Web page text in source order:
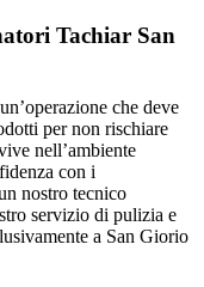
Tachiar San
che deve
per non rischiare
nell’ambiente
con i
nostro tecnico
servizio di pulizia e
a San Giorio